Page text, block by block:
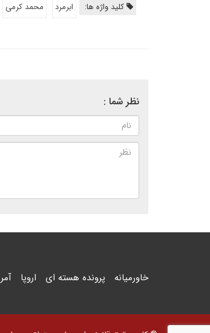
کلید واژه ها: ابرمرد محمد کرمی
نظر شما :
خاورمیانه پرونده هسته ای اروپا